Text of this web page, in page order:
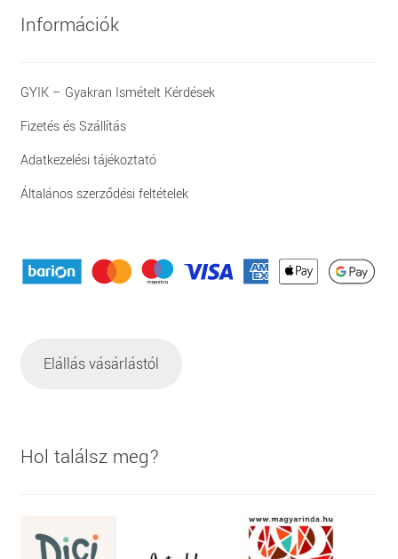
Információk
GYIK – Gyakran Ismételt Kérdések
Fizetés és Szállítás
Adatkezelési tájékoztató
Általános szerződési feltételek
Elállás vásárlástól
Hol találsz meg?